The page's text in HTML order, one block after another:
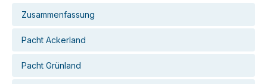
Zusammenfassung
Pacht Ackerland
Pacht Grünland